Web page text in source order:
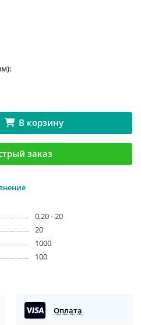
В корзину
заказ
0,20 - 20
20
1000
100
Оплата